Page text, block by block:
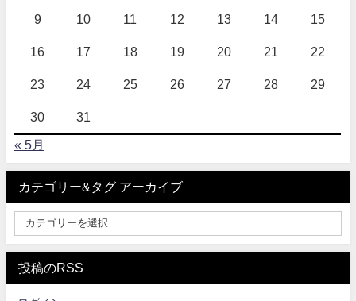
9 10 11 12 13 14 15
16 17 18 19 20 21 22
23 24 25 26 27 28 29
30 31
« 5月
カテゴリー&タグ アーカイブ
投稿のRSS